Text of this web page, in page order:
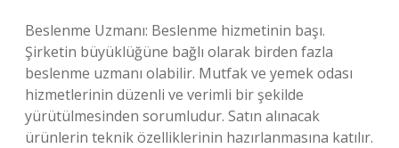
Beslenme Uzmanı: Beslenme hizmetinin başı.
Şirketin büyüklüğüne bağlı olarak birden fazla
beslenme uzmanı olabilir. Mutfak ve yemek odası
hizmetlerinin düzenli ve verimli bir şekilde
yürütülmesinden sorumludur. Satın alınacak
ürünlerin teknik özelliklerinin hazırlanmasına katılır.